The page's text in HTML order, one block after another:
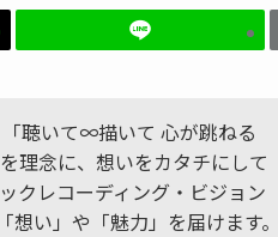
「聴いて∞描いて 心が跳ねる
理念に、想いをカタチにして
クレコーディング・ビジョン
い」や「魅力」を届けます。